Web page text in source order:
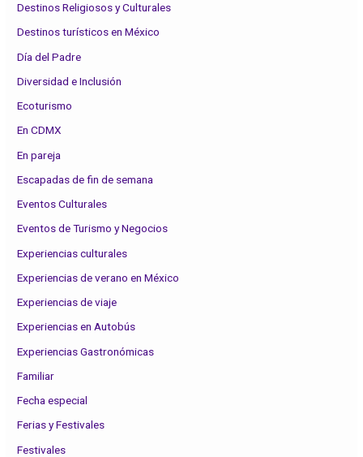
Destinos Religiosos y Culturales
Destinos turísticos en México
Día del Padre
Diversidad e Inclusión
Ecoturismo
En CDMX
En pareja
Escapadas de fin de semana
Eventos Culturales
Eventos de Turismo y Negocios
Experiencias culturales
Experiencias de verano en México
Experiencias de viaje
Experiencias en Autobús
Experiencias Gastronómicas
Familiar
Fecha especial
Ferias y Festivales
Festivales